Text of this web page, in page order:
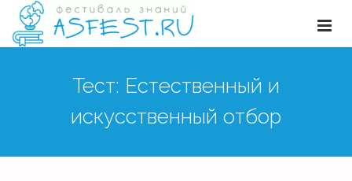
Тест: Естественный и
искусственный отбор